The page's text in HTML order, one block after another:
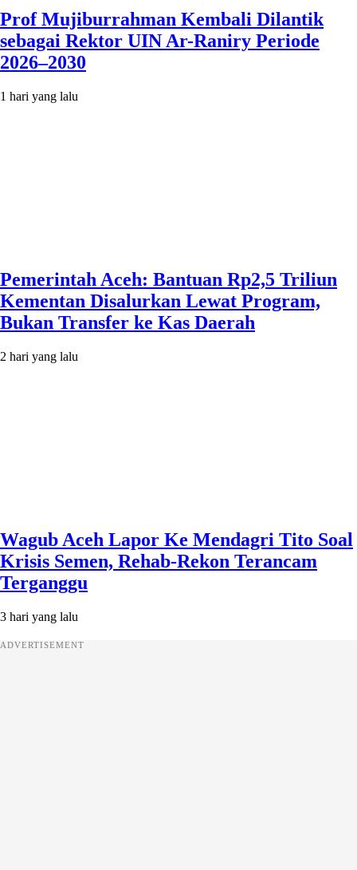
Prof Mujiburrahman Kembali Dilantik
sebagai Rektor UIN Ar-Raniry Periode
2026–2030
1 hari yang lalu
Pemerintah Aceh: Bantuan Rp2,5 Triliun
Kementan Disalurkan Lewat Program,
Bukan Transfer ke Kas Daerah
2 hari yang lalu
Wagub Aceh Lapor Ke Mendagri Tito Soal
Krisis Semen, Rehab-Rekon Terancam
Terganggu
3 hari yang lalu
ADVERTISEMENT